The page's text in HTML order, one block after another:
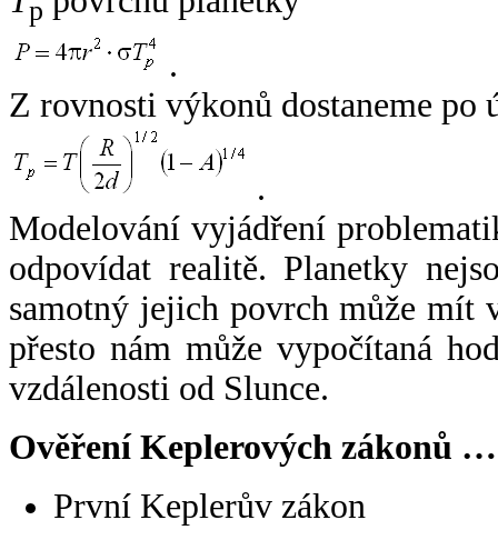
p
.
Z rovnosti výkonů dostaneme po
.
Modelování vyjádření
odpovídat realitě. Planetky
samotný jejich povrch může mít
přesto nám může vypočítaná
vzdálenosti od Slunce.
Ověření Keplerových zákonů …
První Keplerův zákon